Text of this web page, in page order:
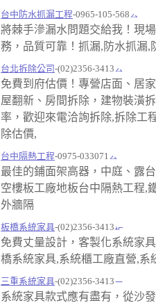
台中防水抓漏工程-0965-105-568
將棘手滲漏水問題交給我！現
務，品質可靠！抓漏,防水抓漏,
台北拆除公司-(02)2356-3413
免費到府估價！專營店面、居
屋翻新、房間拆除，建物裝潢
率，歡迎來電洽詢拆除,拆除工
除估價,
台中隔熱工程-0975-033071
最佳的鋪面架高器，中庭、露
空樓板工廠地板台中隔熱工程,
外牆隔
板橋系統家具-(02)2356-3413
免費丈量設計，客製化系統家
橋系統家具,系統櫃工廠直營,系
三重系統家具-(02)2356-3413
系統家具款式應有盡有，從沙